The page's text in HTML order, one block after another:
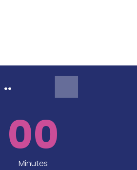
..
00
Minutes